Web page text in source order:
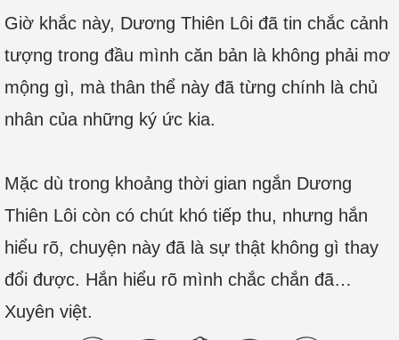
Giờ khắc này, Dương Thiên Lôi đã tin chắc cảnh
tượng trong đầu mình căn bản là không phải mơ
mộng gì, mà thân thể này đã từng chính là chủ
nhân của những ký ức kia.
Mặc dù trong khoảng thời gian ngắn Dương
Thiên Lôi còn có chút khó tiếp thu, nhưng hắn
hiểu rõ, chuyện này đã là sự thật không gì thay
đổi được. Hắn hiểu rõ mình chắc chắn đã…
Xuyên việt.